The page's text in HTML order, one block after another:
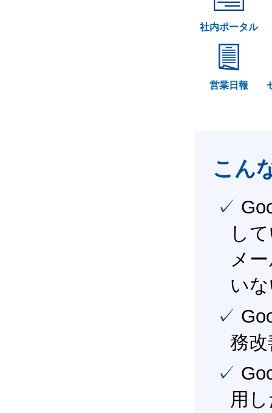
社内ポータル
営業日報
こん
✓ Google Workspace（旧G Suite） を社内で導入
し
メ
い
✓ Google Workspace（旧G Suite） を活用し、業
務
✓ Google Workspace（旧G Suite） を最大限に活
用